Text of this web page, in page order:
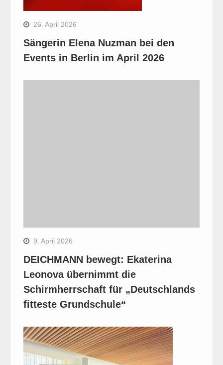
26. April 2026
Sängerin Elena Nuzman bei den
Events in Berlin im April 2026
9. April 2026
DEICHMANN bewegt: Ekaterina
Leonova übernimmt die
Schirmherrschaft für „Deutschlands
fitteste Grundschule“